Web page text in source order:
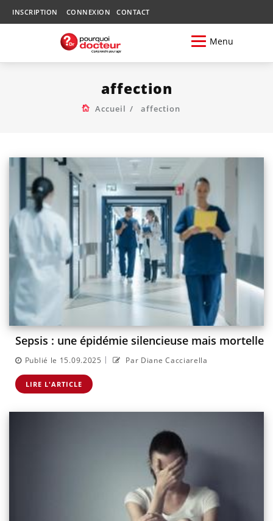
INSCRIPTION CONNEXION CONTACT
Menu
affection
Accueil affection
Sepsis : une épidémie silencieuse mais mortelle
Publié le 15.09.2025 | Par Diane Cacciarella
LIRE L'ARTICLE